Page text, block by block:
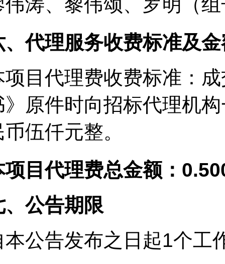
、代理服务收费标准及
项目代理费收费标准：
》原件时向招标代理机
伍仟元整。
项目代理费总金额：
、公告期限
本公告发布之日起1个工